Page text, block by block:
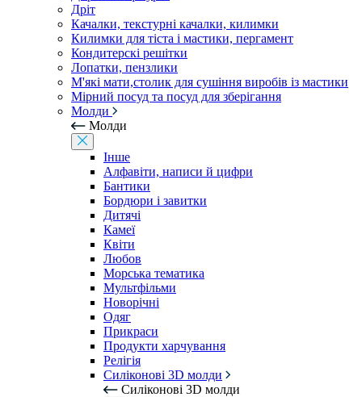
Дріт
Качалки, текстурні качалки, килимки
Килимки для тіста і мастики, пергамент
Кондитерскі решітки
Лопатки, пензлики
М'які мати,столик для сушіння виробів із мастики
Мірний посуд та посуд для зберігання
Молди
Молди
Інше
Алфавіти, написи й цифри
Бантики
Бордюри і завитки
Дитячі
Камеї
Квіти
Любов
Морська тематика
Мультфільми
Новорічні
Одяг
Прикраси
Продукти харчування
Релігія
Силіконові 3D молди
Силіконові 3D молди